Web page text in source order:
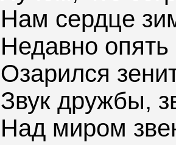
Нам сердце
Недавно опять
Озарился
Звук дружбы,
Над миром